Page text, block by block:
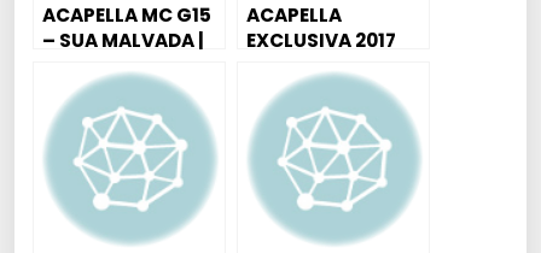
ACAPELLA MC G15
– SUA MALVADA |
BOCA ( DJ
SORRISO 22 )
ACAPELLA
EXCLUSIVA 2017